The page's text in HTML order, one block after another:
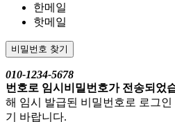
한메일
핫메일
비밀번호 찾기
010-1234-5678
번호로 임시비밀번호가 전송되었
해 임시 발급된 비밀번호로 로그인
기 바랍니다.